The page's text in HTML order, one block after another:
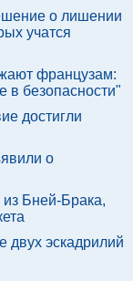
о лишении
учатся
французам:
в безопасности"
достигли
о
Бней-Брака,
двух эскадрилий